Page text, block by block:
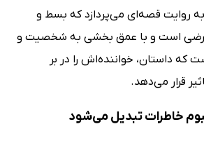
به روایت قصه‌ای می‌پردازد که بسط و
است و با عمق بخشی به شخصیت و
داستان، خواننده‌اش را در بر
قرار می‌دهد.
خاطرات تبدیل می‌شود